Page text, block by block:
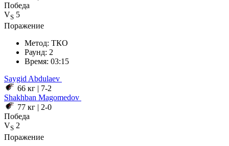
Победа
VS 5
Поражение
Метод: ТКО
Раунд: 2
Время: 03:15
Saygid Abdulaev
66 кг | 7-2
Shakhban Magomedov
77 кг | 2-0
Победа
VS 2
Поражение